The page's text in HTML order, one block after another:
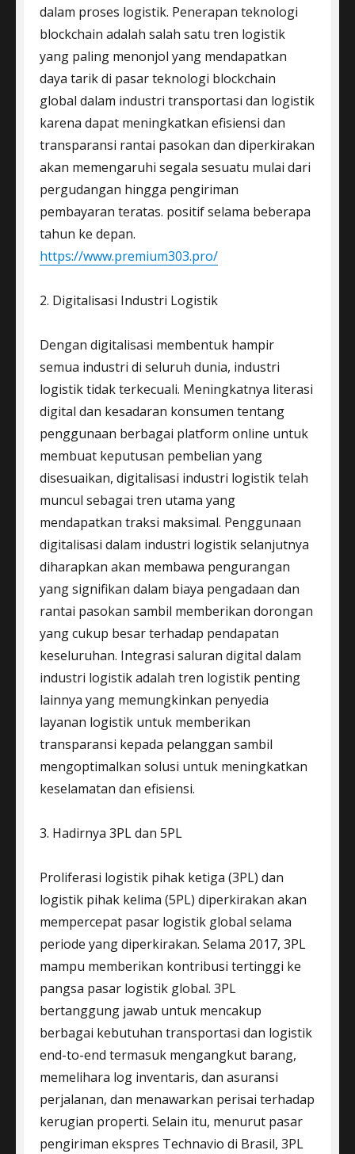
dalam proses logistik. Penerapan teknologi
blockchain adalah salah satu tren logistik
yang paling menonjol yang mendapatkan
daya tarik di pasar teknologi blockchain
global dalam industri transportasi dan logistik
karena dapat meningkatkan efisiensi dan
transparansi rantai pasokan dan diperkirakan
akan memengaruhi segala sesuatu mulai dari
pergudangan hingga pengiriman
pembayaran teratas. positif selama beberapa
tahun ke depan.
https://www.premium303.pro/
2. Digitalisasi Industri Logistik
Dengan digitalisasi membentuk hampir
semua industri di seluruh dunia, industri
logistik tidak terkecuali. Meningkatnya literasi
digital dan kesadaran konsumen tentang
penggunaan berbagai platform online untuk
membuat keputusan pembelian yang
disesuaikan, digitalisasi industri logistik telah
muncul sebagai tren utama yang
mendapatkan traksi maksimal. Penggunaan
digitalisasi dalam industri logistik selanjutnya
diharapkan akan membawa pengurangan
yang signifikan dalam biaya pengadaan dan
rantai pasokan sambil memberikan dorongan
yang cukup besar terhadap pendapatan
keseluruhan. Integrasi saluran digital dalam
industri logistik adalah tren logistik penting
lainnya yang memungkinkan penyedia
layanan logistik untuk memberikan
transparansi kepada pelanggan sambil
mengoptimalkan solusi untuk meningkatkan
keselamatan dan efisiensi.
3. Hadirnya 3PL dan 5PL
Proliferasi logistik pihak ketiga (3PL) dan
logistik pihak kelima (5PL) diperkirakan akan
mempercepat pasar logistik global selama
periode yang diperkirakan. Selama 2017, 3PL
mampu memberikan kontribusi tertinggi ke
pangsa pasar logistik global. 3PL
bertanggung jawab untuk mencakup
berbagai kebutuhan transportasi dan logistik
end-to-end termasuk mengangkut barang,
memelihara log inventaris, dan asuransi
perjalanan, dan menawarkan perisai terhadap
kerugian properti. Selain itu, menurut pasar
pengiriman ekspres Technavio di Brasil, 3PL